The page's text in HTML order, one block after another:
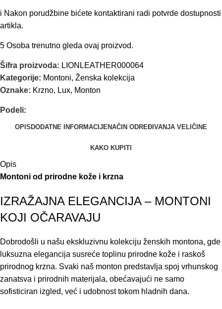
i Nakon porudžbine bićete kontaktirani radi potvrde dostupnosti
artikla.
5 Osoba trenutno gleda ovaj proizvod.
Šifra proizvoda: LIONLEATHER000064
Kategorije: Montoni, Ženska kolekcija
Oznake: Krzno, Lux, Monton
Podeli:
OPISDODATNE INFORMACIJENAČIN ODREĐIVANJA VELIČINE
KAKO KUPITI
Opis
Montoni od prirodne kože i krzna
IZRAŽAJNA ELEGANCIJA – MONTONI
KOJI OČARAVAJU
Dobrodošli u našu ekskluzivnu kolekciju ženskih montona, gde
luksuzna elegancija susreće toplinu prirodne kože i raskoš
prirodnog krzna. Svaki naš monton predstavlja spoj vrhunskog
zanatsva i prirodnih materijala, obećavajući ne samo
sofisticiran izgled, već i udobnost tokom hladnih dana.